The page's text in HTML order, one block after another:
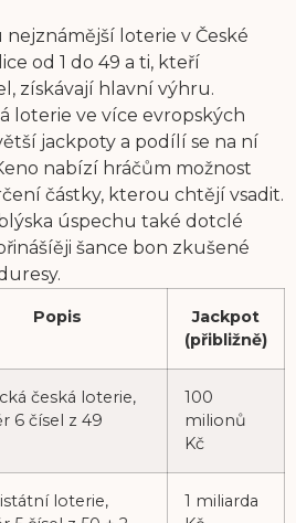
loterie v České
od 1 do 49 a ti, kteří
získávají hlavní výhru.
loterie ve více evropských
jackpoty a podílí se na ní
nabízí hráčům možnost
částky, kterou chtějí vsadit.
úspechu také dotclé
šance bon zkušené
Popis
Jackpot
(přibližně)
česká loterie,
6 čísel z 49
100
milionů
Kč
loterie,
1 miliarda